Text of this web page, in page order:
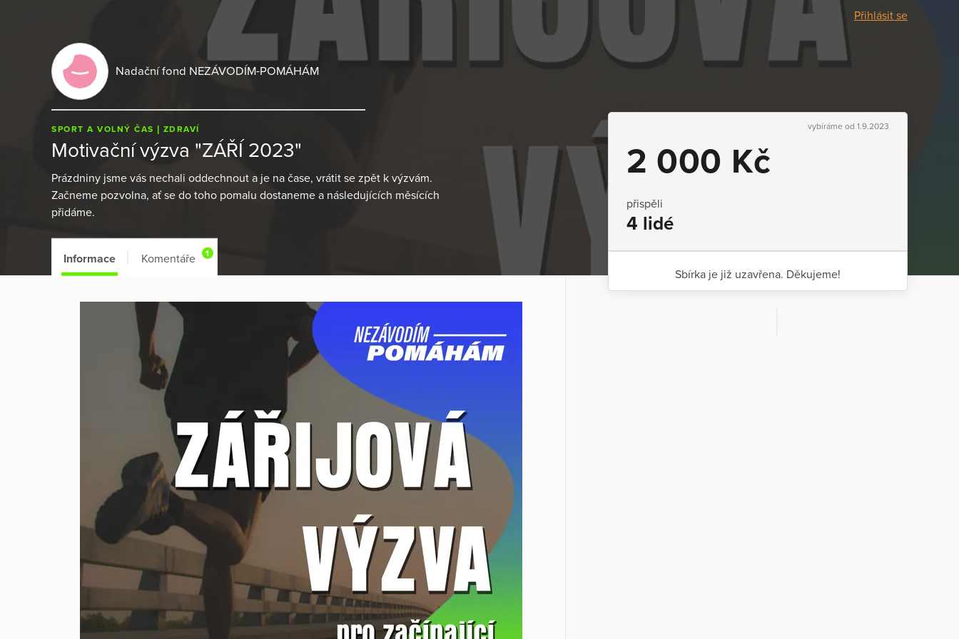
Přihlásit se
Nadační fond NEZÁVODÍM-POMÁHÁM
SPORT A VOLNÝ ČAS ZDRAVÍ
Motivační výzva "ZÁŘÍ 2023"
Prázdniny jsme vás nechali oddechnout a je na čase, vrátit se zpět k výzvám.
Začneme pozvolna, ať se do toho pomalu dostaneme a následujících měsících
přidáme.
vybíráme od 1.9.2023
2 000 Kč
přispěli
4 lidé
Sbírka je již uzavřena. Děkujeme!
Informace Komentáře 1